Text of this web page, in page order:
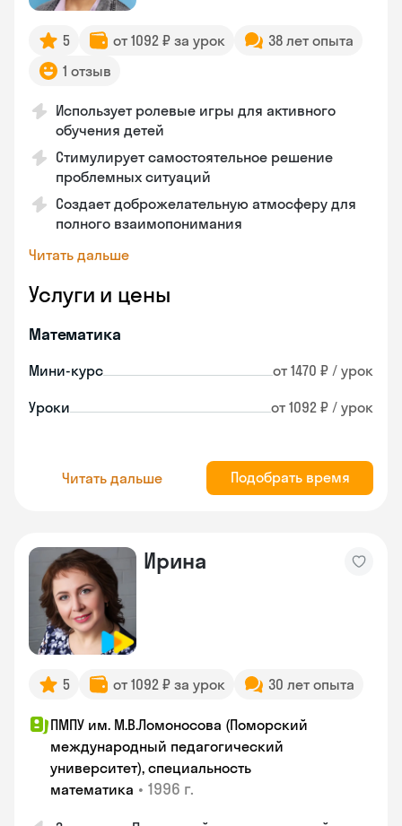
5 от 1092 ₽ за урок
38 лет опыта
1 отзыв
Использует ролевые игры для активного
обучения детей
Стимулирует самостоятельное решение
проблемных ситуаций
Создает доброжелательную атмосферу для
полного взаимопонимания
Читать дальше
Услуги и цены
Математика
Мини-курс от 1470 ₽ / урок
Уроки от 1092 ₽ / урок
Читать дальше Подобрать время
Ирина
5 от 1092 ₽ за урок 30 лет опыта
ПМПУ им. М.В.Ломоносова (Поморский
международный педагогический
университет), специальность
математика • 1996 г.